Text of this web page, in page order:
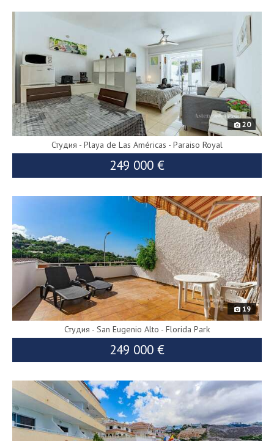
20
Студия - Playa de Las Américas - Paraiso Royal
249 000 €
19
Студия - San Eugenio Alto - Florida Park
249 000 €